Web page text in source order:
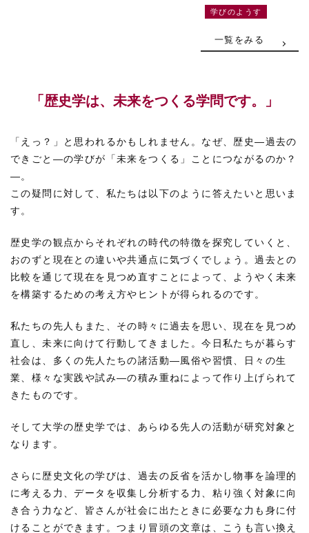
学びのようす
一覧をみる
「歴史学は、未来をつくる学問です。」
「えっ？」と思われるかもしれません。なぜ、歴史―過去の
できごと―の学びが「未来をつくる」ことにつながるのか？
―。
この疑問に対して、私たちは以下のように答えたいと思いま
す。
歴史学の観点からそれぞれの時代の特徴を探究していくと、
おのずと現在との違いや共通点に気づくでしょう。過去との
比較を通じて現在を見つめ直すことによって、ようやく未来
を構築するための考え方やヒントが得られるのです。
私たちの先人もまた、その時々に過去を思い、現在を見つめ
直し、未来に向けて行動してきました。今日私たちが暮らす
社会は、多くの先人たちの諸活動―風俗や習慣、日々の生
業、様々な実践や試み―の積み重ねによって作り上げられて
きたものです。
そして大学の歴史学では、あらゆる先人の活動が研究対象と
なります。
さらに歴史文化の学びは、過去の反省を活かし物事を論理的
に考える力、データを収集し分析する力、粘り強く対象に向
き合う力など、皆さんが社会に出たときに必要な力も身に付
けることができます。つまり冒頭の文章は、こうも言い換え